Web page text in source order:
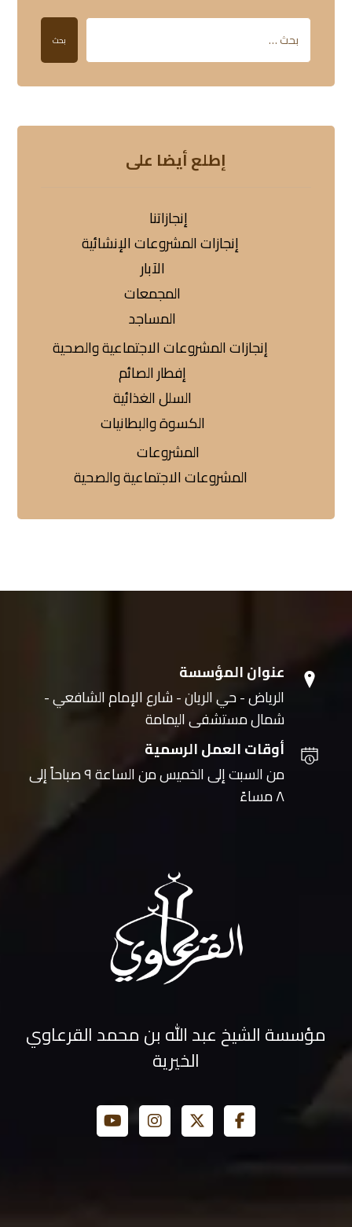
بحث
إطلع أيضا على
إنجازاتنا
إنجازات المشروعات الإنشائية
الآبار
المجمعات
المساجد
إنجازات المشروعات الاجتماعية والصحية
إفطار الصائم
السلل الغذائية
الكسوة والبطانيات
المشروعات
المشروعات الاجتماعية والصحية
عنوان المؤسسة
الرياض - حي الريان - شارع الإمام الشافعي -
شمال مستشفى اليمامة
أوقات العمل الرسمية
من السبت إلى الخميس من الساعة ٩ صباحاً إلى
٨ مساءً
مؤسسة الشيخ عبد الله بن محمد القرعاوي
الخيرية